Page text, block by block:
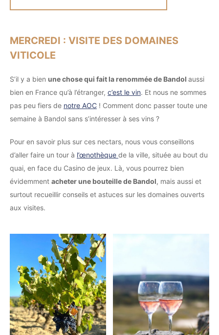
MERCREDI : VISITE DES DOMAINES
VITICOLE
S’il y a bien une chose qui fait la renommée de Bandol aussi
bien en France qu’à l’étranger, c’est le vin. Et nous ne sommes
pas peu fiers de notre AOC ! Comment donc passer toute une
semaine à Bandol sans s’intéresser à ses vins ?
Pour en savoir plus sur ces nectars, nous vous conseillons
d’aller faire un tour à l’œnothèque de la ville, située au bout du
quai, en face du Casino de jeux. Là, vous pourrez bien
évidemment acheter une bouteille de Bandol, mais aussi et
surtout recueillir conseils et astuces sur les domaines ouverts
aux visites.